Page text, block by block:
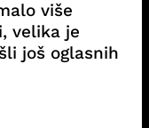
više
velika je
još oglasnih